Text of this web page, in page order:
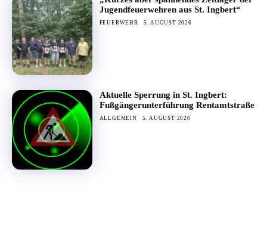
Jugendfeuerwehren aus St. Ingbert“
FEUERWEHR 5. AUGUST 2026
Aktuelle Sperrung in St. Ingbert:
Fußgängerunterführung Rentamtstraße
ALLGEMEIN 5. AUGUST 2026